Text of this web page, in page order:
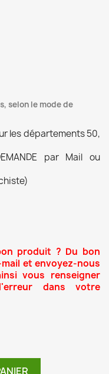
selon le mode de
les départements 50,
par Mail ou
produit ? Du bon
et envoyez-nous
vous renseigner
dans votre